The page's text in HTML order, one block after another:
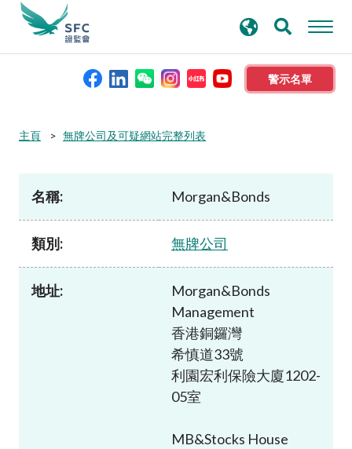
警示名單
本會簡介
規則及標準
資料庫
尋
主頁 無牌公司及可疑網站完整列表
名稱: Morgan&Bonds
類別: 無牌公司
地址:
Morgan&Bonds
Management
香港銅鑼灣
希慎道33號
利園宏利保險大廈1202-
05室
MB&Stocks House